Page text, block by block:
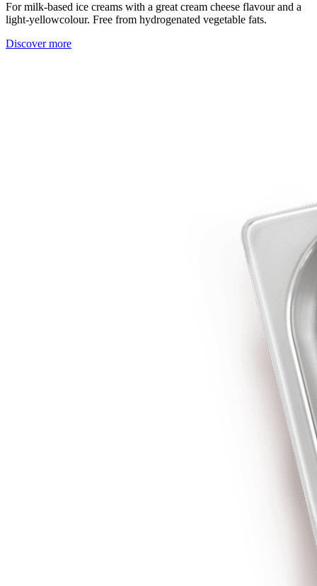
For milk-based ice creams with a great cream cheese flavour and a
light-yellowcolour. Free from hydrogenated vegetable fats.
Discover more